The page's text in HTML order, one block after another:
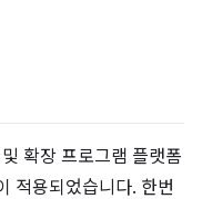
확장 프로그램 플랫폼
적용되었습니다. 한번